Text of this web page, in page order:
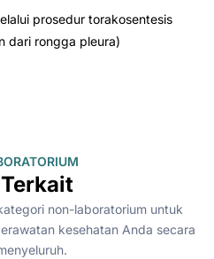
prosedur torakosentesis
dari rongga pleura)
non-laboratorium untuk
kesehatan Anda secara